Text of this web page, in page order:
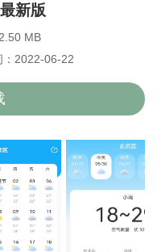
新版
MB
：2022-06-22